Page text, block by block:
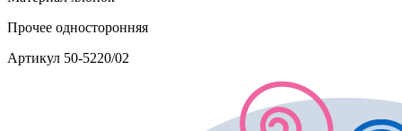
Прочее односторонняя
Артикул 50-5220/02